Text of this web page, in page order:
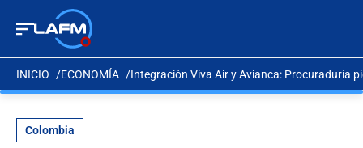
INICIO ECONOMÍA Integración Viva Air y Avianca: Procuraduría
Colombia